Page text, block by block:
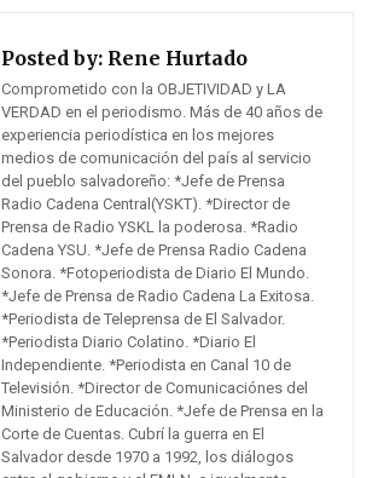
Posted by: Rene Hurtado
Comprometido con la OBJETIVIDAD y LA
VERDAD en el periodismo. Más de 40 años de
experiencia periodística en los mejores
medios de comunicación del país al servicio
del pueblo salvadoreño: *Jefe de Prensa
Radio Cadena Central(YSKT). *Director de
Prensa de Radio YSKL la poderosa. *Radio
Cadena YSU. *Jefe de Prensa Radio Cadena
Sonora. *Fotoperiodista de Diario El Mundo.
*Jefe de Prensa de Radio Cadena La Exitosa.
*Periodista de Teleprensa de El Salvador.
*Periodista Diario Colatino. *Diario El
Independiente. *Periodista en Canal 10 de
Televisión. *Director de Comunicaciónes del
Ministerio de Educación. *Jefe de Prensa en la
Corte de Cuentas. Cubrí la guerra en El
Salvador desde 1970 a 1992, los diálogos